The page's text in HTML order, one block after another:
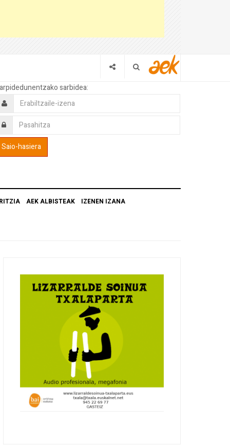
sarbidea:
AEK ALBISTEAK IZENEN IZANA